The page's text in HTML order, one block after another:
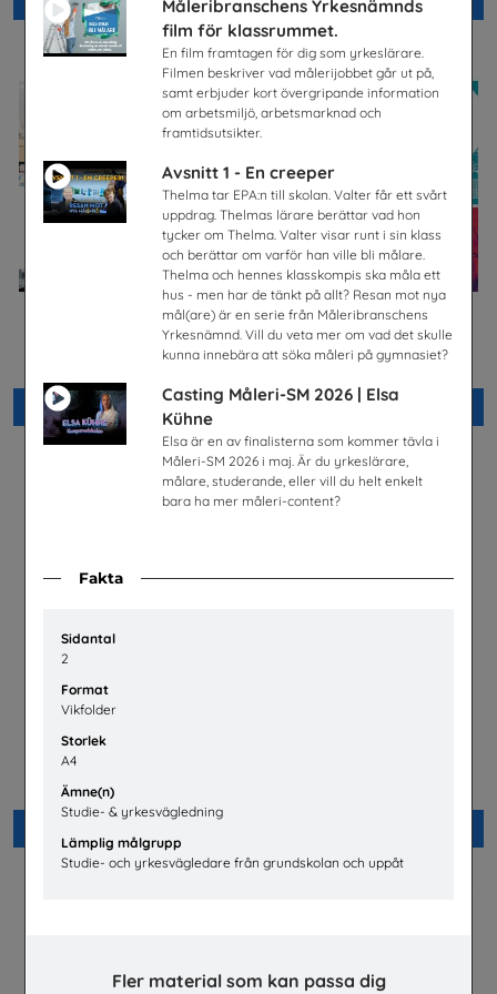
Fakta
Sidantal
2
Format
Vikfolder
Storlek
A4
Ämne(n)
Studie- & yrkesvägledning
Lämplig målgrupp
Studie- och yrkesvägledare från grundskolan och uppåt
Måleribranschens Yrkesnämnds
film för klassrummet.
En film framtagen för dig som yrkeslärare.
Filmen beskriver vad målerijobbet går ut på,
samt erbjuder kort övergripande information
om arbetsmiljö, arbetsmarknad och
framtidsutsikter.
Avsnitt 1 - En creeper
Thelma tar EPA:n till skolan. Valter får ett svårt
uppdrag. Thelmas lärare berättar vad hon
tycker om Thelma. Valter visar runt i sin klass
och berättar om varför han ville bli målare.
Thelma och hennes klasskompis ska måla ett
hus - men har de tänkt på allt? Resan mot nya
mål(are) är en serie från Måleribranschens
Yrkesnämnd. Vill du veta mer om vad det skulle
kunna innebära att söka måleri på gymnasiet?
Casting Måleri-SM 2026 | Elsa
Kühne
Elsa är en av finalisterna som kommer tävla i
Måleri-SM 2026 i maj. Är du yrkeslärare,
målare, studerande, eller vill du helt enkelt
bara ha mer måleri-content?
Fler material som kan passa dig
Jobba på apotek
Sveriges Apoteksförening
Beställ 0kr
Bygg- och
anläggningsprogrammet
Byggbranschens yrkesnämnd
Beställ 0kr
Flygteknikutbildning på
gymnasieskolan